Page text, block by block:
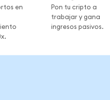
en
Pon tu cripto a
trabajar y gana
ingresos pasivos.